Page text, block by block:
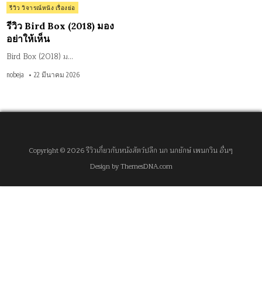
Posted
in
รีวิว วิจารณ์หนัง เรื่องย่อ
รีวิว Bird Box (2018) มอง
อย่าให้เห็น
Bird Box (2018) ม…
nobeja 22 มีนาคม 2026
Copyright © 2026 รีวิวเกี่ยวกับหนังสัตว์ปลีก นก นกยักษ์ เพนกวิน อื่นๆ
Design by ThemesDNA.com